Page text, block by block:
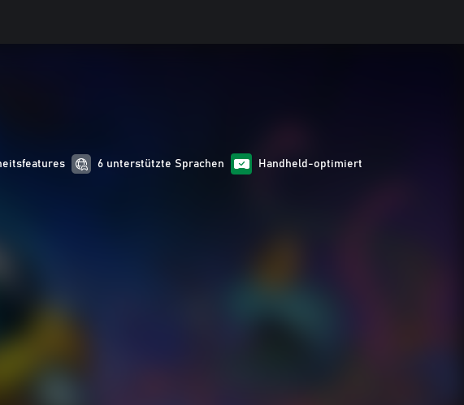
6 unterstützte Sprachen Handheld-optimiert